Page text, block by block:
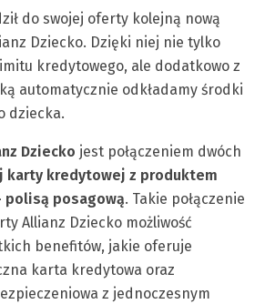
do swojej oferty kolejną nową
Dziecko. Dzięki niej nie tylko
kredytowego, ale dodatkowo z
automatycznie odkładamy środki
dziecka.
Dziecko jest połączeniem dwóch
karty kredytowej z produktem
polisą posagową. Takie połączenie
Allianz Dziecko możliwość
benefitów, jakie oferuje
karta kredytowa oraz
z jednoczesnym